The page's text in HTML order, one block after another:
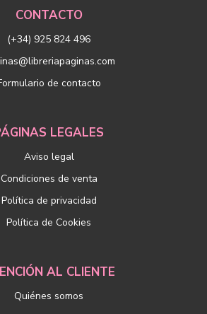
CONTACTO
(+34) 925 824 496
de contacto
LEGALES
Aviso legal
Condiciones de venta
Política de privacidad
Política de Cookies
AL CLIENTE
Quiénes somos